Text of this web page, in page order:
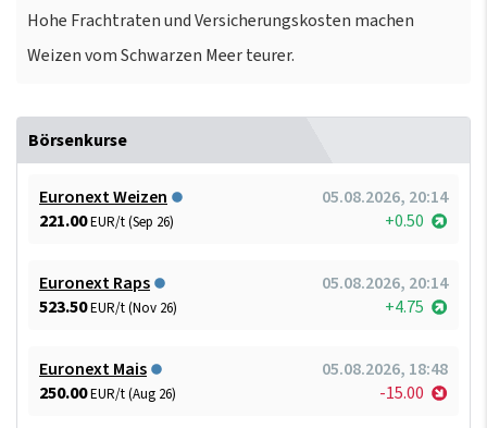
Hohe Frachtraten und Versicherungskosten machen
Weizen vom Schwarzen Meer teurer.
Börsenkurse
Euronext Weizen
05.08.2026, 20:14
221.00EUR/t (Sep 26) +0.50
Euronext Raps
05.08.2026, 20:14
523.50EUR/t (Nov 26) +4.75
Euronext Mais
05.08.2026, 18:48
250.00EUR/t (Aug 26) -15.00